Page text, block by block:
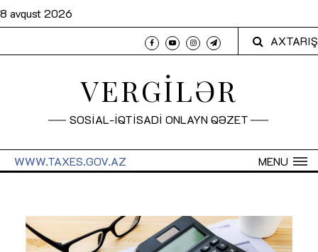
8 avqust 2026
AXTARIŞ
VERGİLƏR
SOSİAL-İQTİSADİ ONLAYN QƏZET
MENU
WWW.TAXES.GOV.AZ